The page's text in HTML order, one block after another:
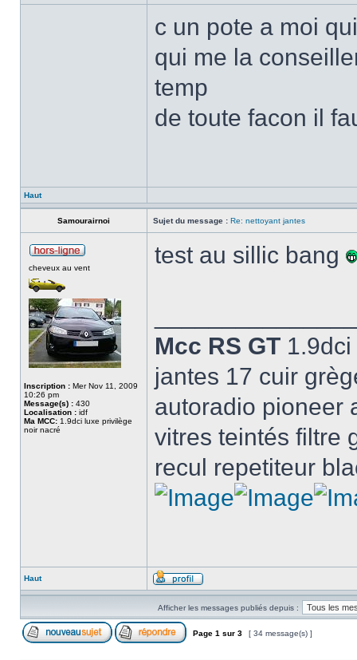
c un pote a moi
qui me la
temp
de toute facon il
Haut
Samourairnoi Sujet du message : Re: nettoyant jantes
cheveux au vent
Inscription : Mer Nov 11, 2009
10:26 pm
Message(s) : 430
Localisation : idf
Ma MCC: 1.9dci luxe privilège
noir nacré
test au sillic bang
Mcc RS GT
jantes 17 cuir
autoradio pioneer
vitres teintés filtre
recul repetiteur
Haut
Afficher les messages publiés depuis :
Page 1 sur 3 [ 34 message(s) ]